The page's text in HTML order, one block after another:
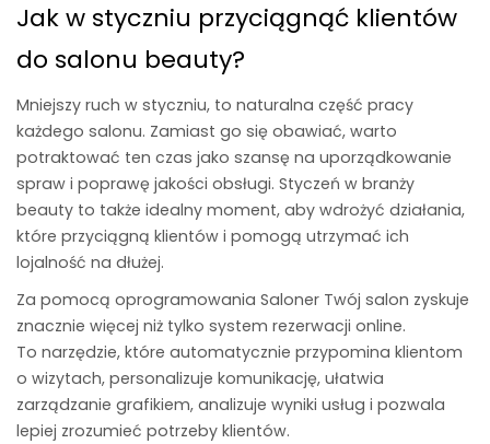
Jak w styczniu przyciągnąć klientów
do salonu beauty?
Mniejszy ruch w styczniu, to naturalna część pracy
każdego salonu. Zamiast go się obawiać, warto
potraktować ten czas jako szansę na uporządkowanie
spraw i poprawę jakości obsługi. Styczeń w branży
beauty to także idealny moment, aby wdrożyć działania,
które przyciągną klientów i pomogą utrzymać ich
lojalność na dłużej.
Za pomocą oprogramowania Saloner Twój salon zyskuje
znacznie więcej niż tylko system rezerwacji online.
To narzędzie, które automatycznie przypomina klientom
o wizytach, personalizuje komunikację, ułatwia
zarządzanie grafikiem, analizuje wyniki usług i pozwala
lepiej zrozumieć potrzeby klientów.